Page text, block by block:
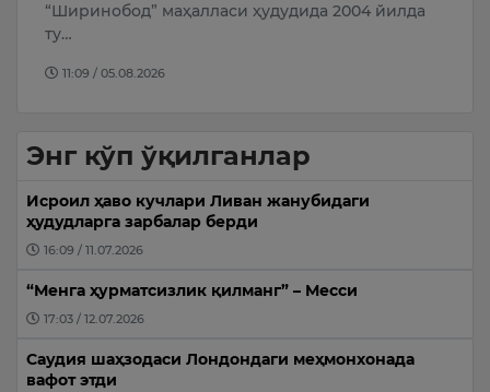
“Ширинобод” маҳалласи ҳудудида 2004 йилда
ту…
11:09 / 05.08.2026
Энг кўп ўқилганлар
Исроил ҳаво кучлари Ливан жанубидаги
ҳудудларга зарбалар берди
16:09 / 11.07.2026
“Менга ҳурматсизлик қилманг” – Месси
17:03 / 12.07.2026
Саудия шаҳзодаси Лондондаги меҳмонхонада
вафот этди